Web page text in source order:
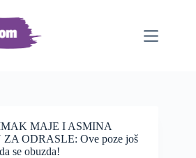
MAJE I ASMINA
ODRASLE: Ove poze još
se obuzda!